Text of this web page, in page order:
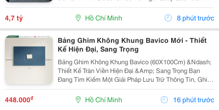
Đình. Nay Chuẩn Bị Sang Ở Căn Biệt Thự Nên Đành
Gửi Gắm Căn Hộ Này Lại Với Giá 4.7 Tỷ - Căn Hộ...
4,7 tỷ Hồ Chí Minh 8 phút trước
Bảng Ghim Không Khung Bavico Mới - Thiết
Kế Hiện Đại, Sang Trọng
Bảng Ghim Không Khung Bavico (60X100Cm) &Ndash;
Thiết Kế Tràn Viền Hiện Đại &Amp; Sang Trọng Bạn
Đang Tìm Kiếm Một Giải Pháp Lưu Trữ Thông Tin, Ghi
Chú Công Việc Vừa Tiện Lợi Vừa Nâng Tầm Thẩm Mỹ
Cho Không Gian Sống Và Làm Việc? Bảng Ghim
Không...
448.000₫ Hồ Chí Minh 16 phút trước